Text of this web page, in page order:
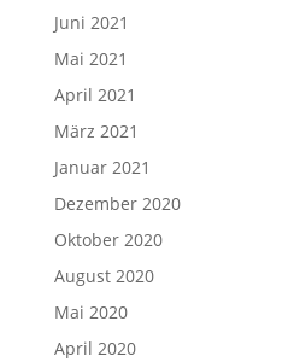
Juni 2021
Mai 2021
April 2021
März 2021
Januar 2021
Dezember 2020
Oktober 2020
August 2020
Mai 2020
April 2020